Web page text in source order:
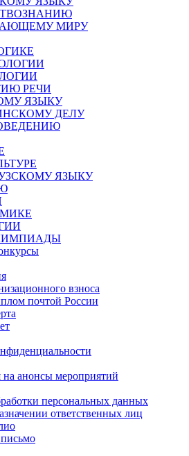
МИРУ
РЕЧИ
ЯЗЫКУ
ДЕЛУ
ЯЗЫКУ
взноса
почтой России
на анонсы мероприятий
персональных данных
ответственных лиц